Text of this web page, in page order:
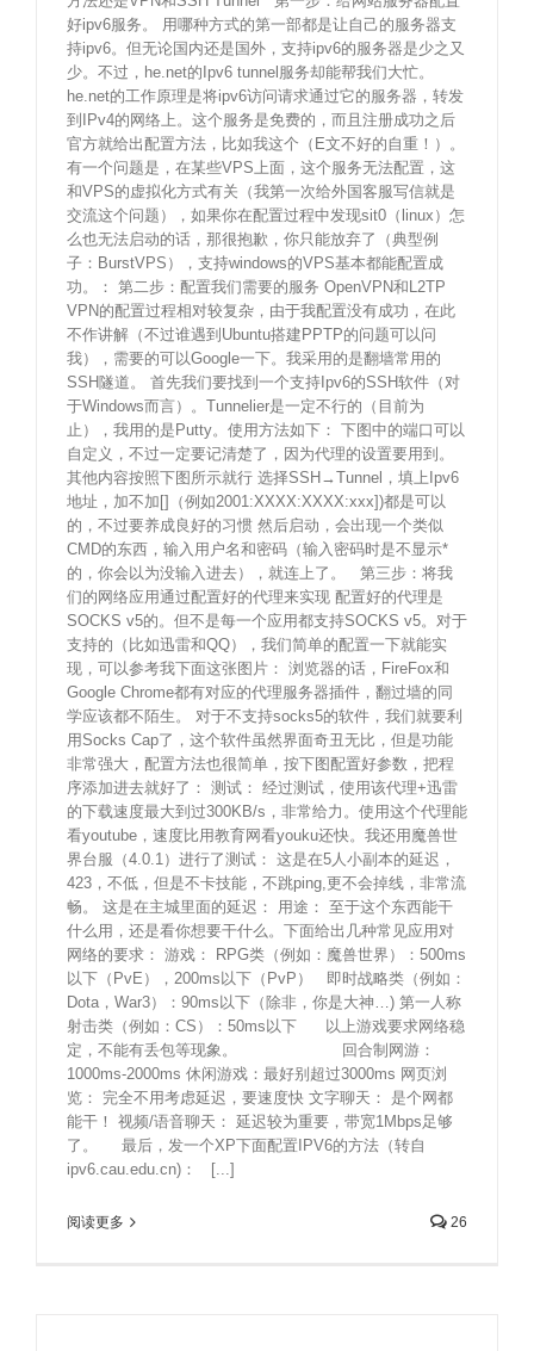
好ipv6服务。 用哪种方式的第一部都是让自己的服务器支
持ipv6。但无论国内还是国外，支持ipv6的服务器是少之又
少。不过，he.net的Ipv6 tunnel服务却能帮我们大忙。
he.net的工作原理是将ipv6访问请求通过它的服务器，转发
到IPv4的网络上。这个服务是免费的，而且注册成功之后
官方就给出配置方法，比如我这个（E文不好的自重！）。
有一个问题是，在某些VPS上面，这个服务无法配置，这
和VPS的虚拟化方式有关（我第一次给外国客服写信就是
交流这个问题），如果你在配置过程中发现sit0（linux）怎
么也无法启动的话，那很抱歉，你只能放弃了（典型例
子：BurstVPS），支持windows的VPS基本都能配置成
功。： 第二步：配置我们需要的服务 OpenVPN和L2TP
VPN的配置过程相对较复杂，由于我配置没有成功，在此
不作讲解（不过谁遇到Ubuntu搭建PPTP的问题可以问
我），需要的可以Google一下。我采用的是翻墙常用的
SSH隧道。 首先我们要找到一个支持Ipv6的SSH软件（对
于Windows而言）。Tunnelier是一定不行的（目前为
止），我用的是Putty。使用方法如下： 下图中的端口可以
自定义，不过一定要记清楚了，因为代理的设置要用到。
其他内容按照下图所示就行 选择SSH→Tunnel，填上Ipv6
地址，加不加[]（例如2001:XXXX:XXXX:xxx])都是可以
的，不过要养成良好的习惯 然后启动，会出现一个类似
CMD的东西，输入用户名和密码（输入密码时是不显示*
的，你会以为没输入进去），就连上了。 第三步：将我
们的网络应用通过配置好的代理来实现 配置好的代理是
SOCKS v5的。但不是每一个应用都支持SOCKS v5。对于
支持的（比如迅雷和QQ），我们简单的配置一下就能实
现，可以参考我下面这张图片： 浏览器的话，FireFox和
Google Chrome都有对应的代理服务器插件，翻过墙的同
学应该都不陌生。 对于不支持socks5的软件，我们就要利
用Socks Cap了，这个软件虽然界面奇丑无比，但是功能
非常强大，配置方法也很简单，按下图配置好参数，把程
序添加进去就好了： 测试： 经过测试，使用该代理+迅雷
的下载速度最大到过300KB/s，非常给力。使用这个代理能
看youtube，速度比用教育网看youku还快。我还用魔兽世
界台服（4.0.1）进行了测试： 这是在5人小副本的延迟，
423，不低，但是不卡技能，不跳ping,更不会掉线，非常流
畅。 这是在主城里面的延迟： 用途： 至于这个东西能干
什么用，还是看你想要干什么。下面给出几种常见应用对
网络的要求： 游戏： RPG类（例如：魔兽世界）：500ms
以下（PvE），200ms以下（PvP） 即时战略类（例如：
Dota，War3）：90ms以下（除非，你是大神…) 第一人称
射击类（例如：CS）：50ms以下 以上游戏要求网络稳
定，不能有丢包等现象。 回合制网游：
1000ms-2000ms 休闲游戏：最好别超过3000ms 网页浏
览： 完全不用考虑延迟，要速度快 文字聊天： 是个网都
能干！ 视频/语音聊天： 延迟较为重要，带宽1Mbps足够
了。 最后，发一个XP下面配置IPV6的方法（转自
ipv6.cau.edu.cn)： [...]
阅读更多 26